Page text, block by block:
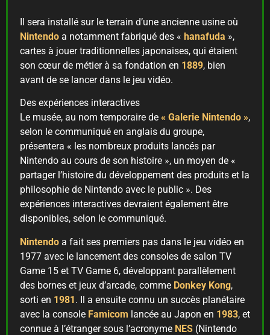
Il sera installé sur le terrain d’une ancienne usine où
Nintendo a notamment fabriqué des « hanafuda »,
cartes à jouer traditionnelles japonaises, qui étaient
son cœur de métier à sa fondation en 1889, bien
avant de se lancer dans le jeu vidéo.
Des expériences interactives
Le musée, au nom temporaire de « Galerie Nintendo »,
selon le communiqué en anglais du groupe,
présentera « les nombreux produits lancés par
Nintendo au cours de son histoire », un moyen de «
partager l’histoire du développement des produits et la
philosophie de Nintendo avec le public ». Des
expériences interactives devraient également être
disponibles, selon le communiqué.
Nintendo a fait ses premiers pas dans le jeu vidéo en
1977 avec le lancement des consoles de salon TV
Game 15 et TV Game 6, développant parallèlement
des bornes et jeux d’arcade, comme Donkey Kong,
sorti en 1981. Il a ensuite connu un succès planétaire
avec la console Famicom lancée au Japon en 1983, et
connue à l’étranger sous l’acronyme NES (Nintendo